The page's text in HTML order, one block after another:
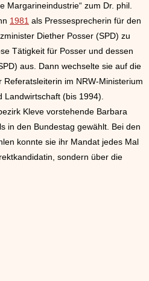
Margarineindustrie“ zum Dr. phil.
1981 als Pressesprecherin für den
Diether Posser (SPD) zu
Tätigkeit für Posser und dessen
aus. Dann wechselte sie auf die
im NRW-Ministerium
Landwirtschaft (bis 1994).
Kleve vorstehende Barbara
in den Bundestag gewählt. Bei den
konnte sie ihr Mandat jedes Mal
sondern über die